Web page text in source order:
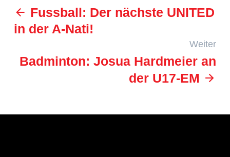
Fussball: Der nächste UNITED
in der A-Nati!
Weiter
Badminton: Josua Hardmeier an
der U17-EM